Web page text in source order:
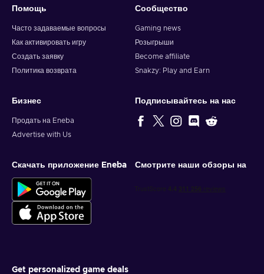
Помощь
Часто задаваемые вопросы
Как активировать игру
Создать заявку
Политика возврата
Сообщество
Gaming news
Розыгрыши
Become affiliate
Snakzy: Play and Earn
Бизнес
Продать на Eneba
Advertise with Us
Подписывайтесь на нас
Скачать приложение Eneba Смотрите наши обзоры на
Get personalized game deals